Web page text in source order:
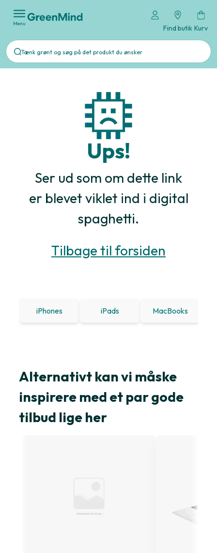
Menu
Find butik Kurv
Ups!
Ser ud som om dette link
er blevet viklet ind i digital
spaghetti.
Tilbage til forsiden
iPhones iPads MacBooks
Alternativt kan vi måske
inspirere med et par gode
tilbud lige her